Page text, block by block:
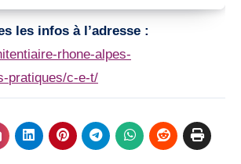
les infos à l’adresse :
rhone-alpes-
pratiques/c-e-t/